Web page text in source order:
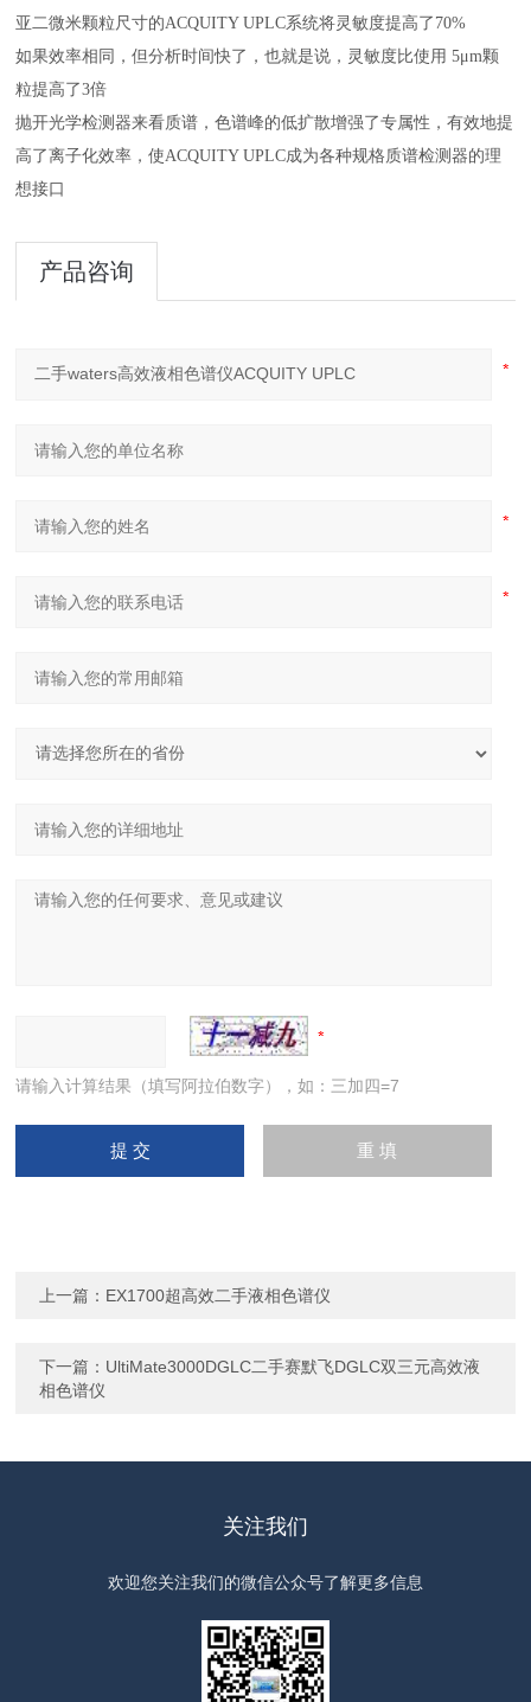
亚二微米颗粒尺寸的ACQUITY UPLC系统将灵敏度提高了70%
如果效率相同，但分析时间快了，也就是说，灵敏度比使用 5μm颗
粒提高了3倍
抛开光学检测器来看质谱，色谱峰的低扩散增强了专属性，有效地提
高了离子化效率，使ACQUITY UPLC成为各种规格质谱检测器的理
想接口
产品咨询
请输入计算结果（填写阿拉伯数字），如：三加四=7
上一篇： EX1700超高效二手液相色谱仪
下一篇： UltiMate3000DGLC二手赛默飞DGLC双三元高效液
相色谱仪
关注我们
欢迎您关注我们的微信公众号了解更多信息